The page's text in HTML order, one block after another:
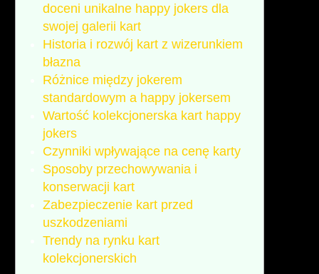
doceni unikalne happy jokers dla
swojej galerii kart
Historia i rozwój kart z wizerunkiem
błazna
Różnice między jokerem
standardowym a happy jokersem
Wartość kolekcjonerska kart happy
jokers
Czynniki wpływające na cenę karty
Sposoby przechowywania i
konserwacji kart
Zabezpieczenie kart przed
uszkodzeniami
Trendy na rynku kart
kolekcjonerskich